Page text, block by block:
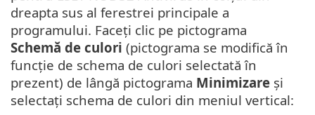
dreapta sus al ferestrei principale a
programului. Faceți clic pe pictograma
Schemă de culori (pictograma se modifică în
funcție de schema de culori selectată în
prezent) de lângă pictograma Minimizare și
selectați schema de culori din meniul vertical: